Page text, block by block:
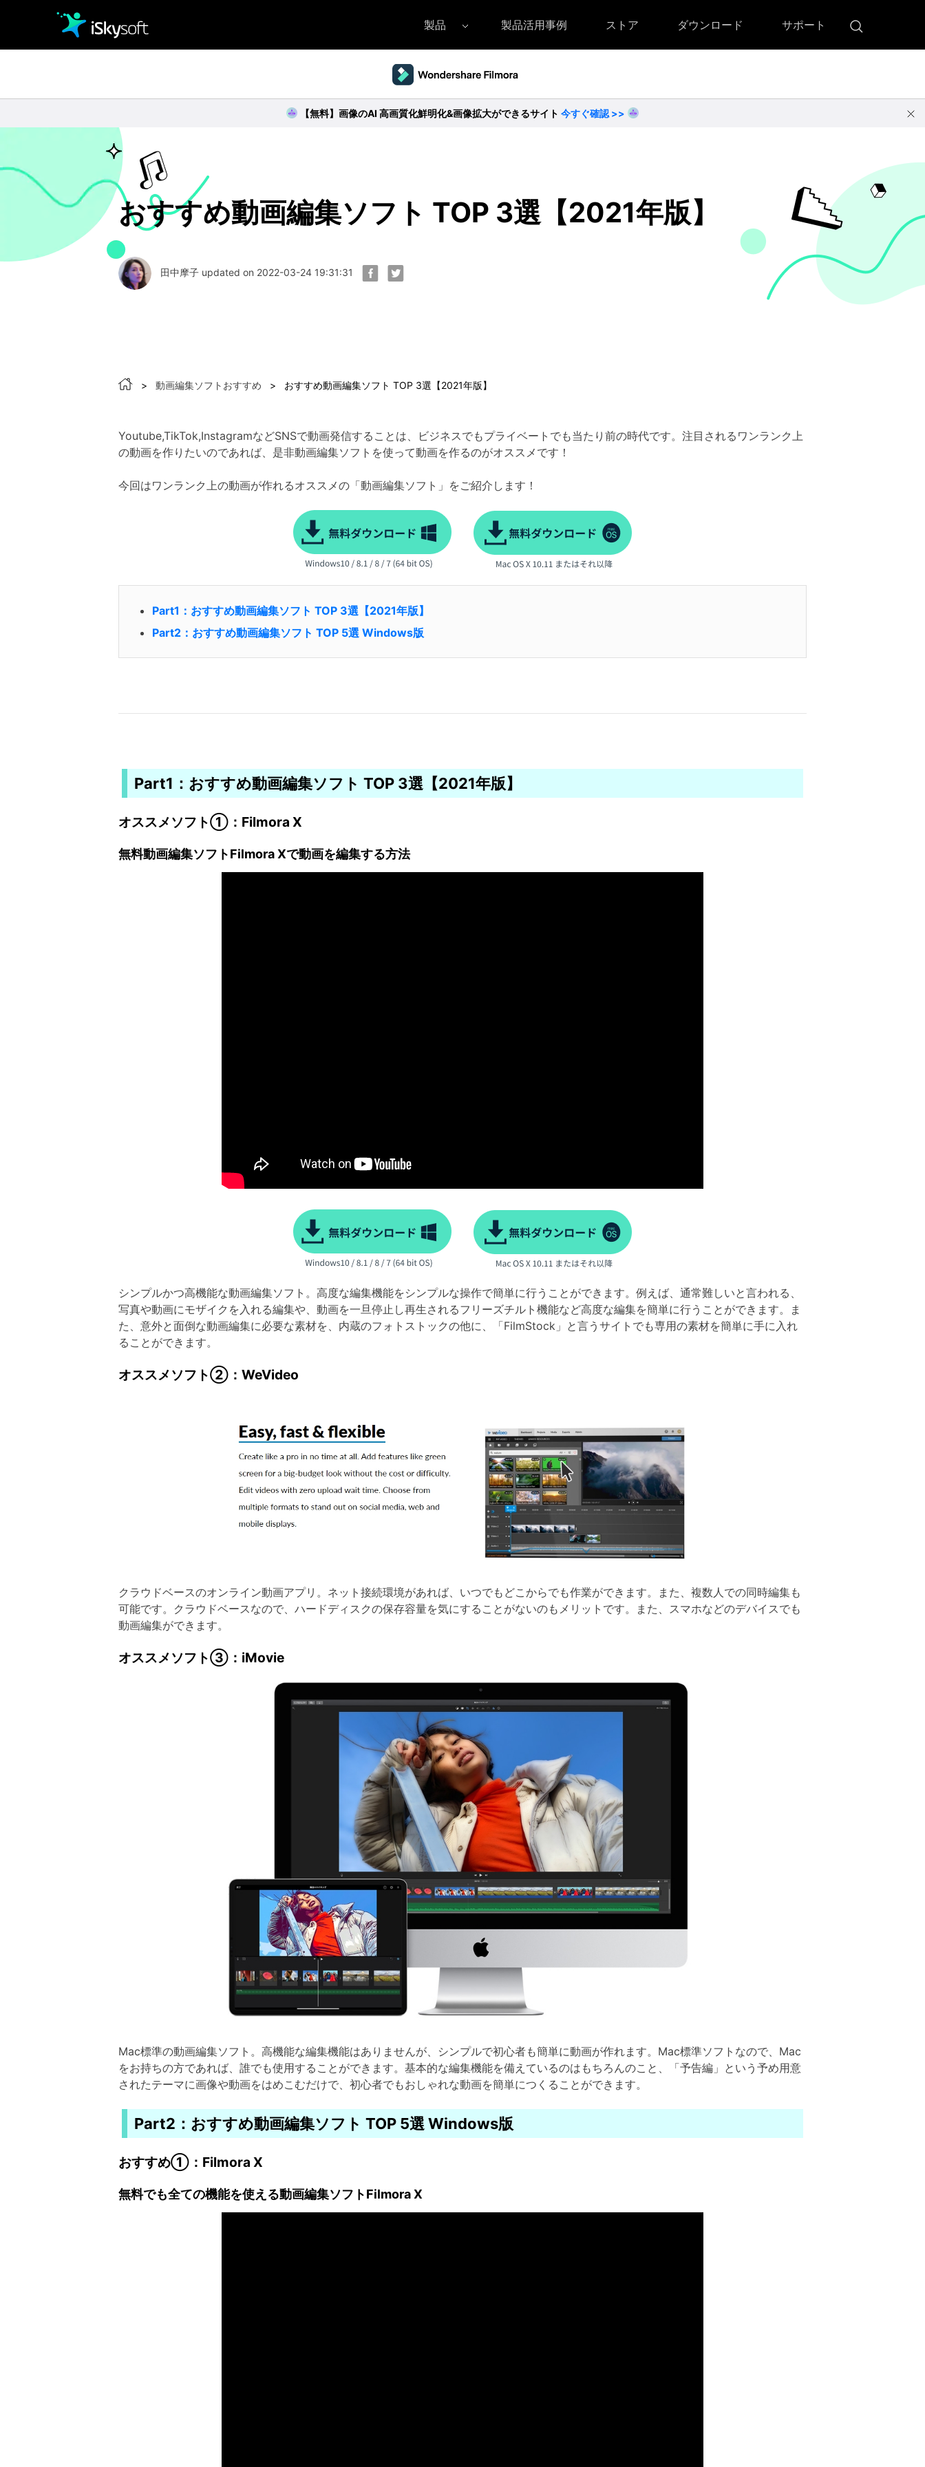
製品
ユーティリティ
Filmora（フィモーラ）
• DVD Memory for Windows
製品活用事例 ストア ダウンロード サポート
【無料】画像のAI 高画質化鮮明化&画像拡大ができるサイト 今すぐ確認 >>
おすすめ動画編集ソフト TOP 3選【2021年版】
田中摩子 updated on 2022-03-24 19:31:31
> 動画編集ソフトおすすめ > おすすめ動画編集ソフト TOP 3選【2021年版】
Youtube,TikTok,InstagramなどSNSで動画発信することは、ビジネスでもプライベートでも当たり前の時代です。注目されるワンランク上
の動画を作りたいのであれば、是非動画編集ソフトを使って動画を作るのがオススメです！
今回はワンランク上の動画が作れるオススメの「動画編集ソフト」をご紹介します！
Part1：おすすめ動画編集ソフト TOP 3選【2021年版】
Part2：おすすめ動画編集ソフト TOP 5選 Windows版
Part1：おすすめ動画編集ソフト TOP 3選【2021年版】
オススメソフト①：Filmora X
無料動画編集ソフトFilmora Xで動画を編集する方法
シンプルかつ高機能な動画編集ソフト。高度な編集機能をシンプルな操作で簡単に行うことができます。例えば、通常難しいと言われる、
写真や動画にモザイクを入れる編集や、動画を一旦停止し再生されるフリーズチルト機能など高度な編集を簡単に行うことができます。ま
た、意外と面倒な動画編集に必要な素材を、内蔵のフォトストックの他に、「FilmStock」と言うサイトでも専用の素材を簡単に手に入れ
ることができます。
オススメソフト②：WeVideo
クラウドベースのオンライン動画アプリ。ネット接続環境があれば、いつでもどこからでも作業ができます。また、複数人での同時編集も
可能です。クラウドベースなので、ハードディスクの保存容量を気にすることがないのもメリットです。また、スマホなどのデバイスでも
動画編集ができます。
オススメソフト③：iMovie
Mac標準の動画編集ソフト。高機能な編集機能はありませんが、シンプルで初心者も簡単に動画が作れます。Mac標準ソフトなので、Mac
をお持ちの方であれば、誰でも使用することができます。基本的な編集機能を備えているのはもちろんのこと、「予告編」という予め用意
されたテーマに画像や動画をはめこむだけで、初心者でもおしゃれな動画を簡単につくることができます。
Part2：おすすめ動画編集ソフト TOP 5選 Windows版
おすすめ①：Filmora X
無料でも全ての機能を使える動画編集ソフトFilmora X